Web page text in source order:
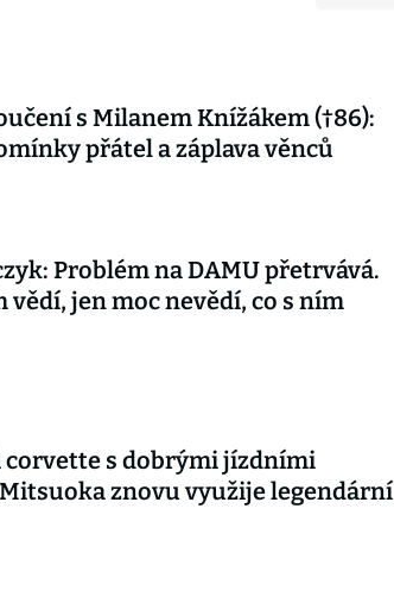
s Milanem Knížákem (†86):
přátel a záplava věnců
Problém na DAMU přetrvává.
vědí, jen moc nevědí, co s ním
corvette s dobrými jízdními
znovu využije legendární